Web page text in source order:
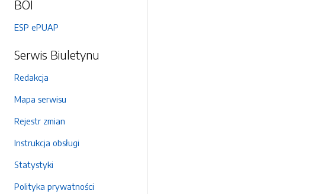
BOI
ESP ePUAP
Serwis Biuletynu
Redakcja
Mapa serwisu
Rejestr zmian
Instrukcja obsługi
Statystyki
Polityka prywatności